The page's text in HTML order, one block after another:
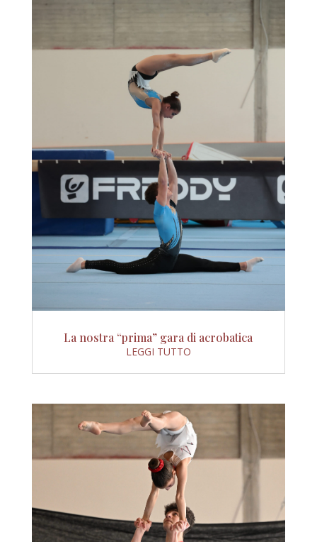
La nostra “prima” gara di acrobatica
LEGGI TUTTO